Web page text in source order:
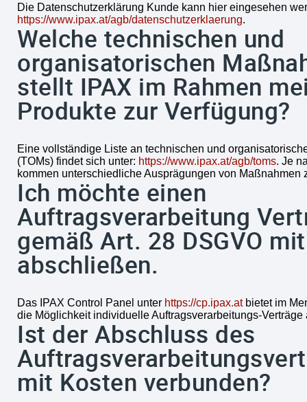
Die Datenschutzerklärung Kunde kann hier eingesehen
https://www.ipax.at/agb/datenschutzerklaerung.
Welche technischen und
organisatorischen
stellt IPAX im Rahmen
Produkte zur Verfügung?
Eine vollständige Liste an technischen und
(TOMs) findet sich unter: https://www.ipax.at/agb/toms. Je
kommen unterschiedliche Ausprägungen von Maßnahmen
Ich möchte einen
Auftragsverarbeitung
gemäß Art. 28 DSGVO
abschließen.
Das IPAX Control Panel unter https://cp.ipax.atbietet im
die Möglichkeit individuelle Auftragsverarbeitungs-
Ist der Abschluss des
mit Kosten verbunden?